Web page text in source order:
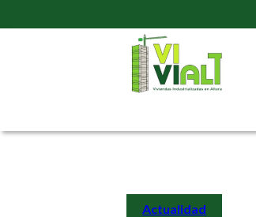
Actualidad